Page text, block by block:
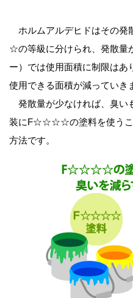
ホルムアルデヒドはその
☆の等級に分けられ、発散
ー）では使用面積に制限はあ
使用できる面積が減っていき
発散量が少なければ、臭い
装にF☆☆☆☆の塗料を使うこ
方法です。